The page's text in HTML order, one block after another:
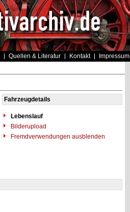
Quellen & Literatur Kontakt Impressum
Fahrzeugdetails
Lebenslauf
Bilderupload
Fremdverwendungen ausblenden